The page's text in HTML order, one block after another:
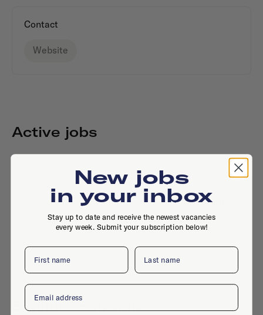
Contact
Website
Active jobs
No active jobs right now
Is this your company profile?Place a job
Similar companies
New jobs
in your inbox
Stay up to date and receive the newest vacancies
every week. Submit your subscription below!
First name Last name
Email